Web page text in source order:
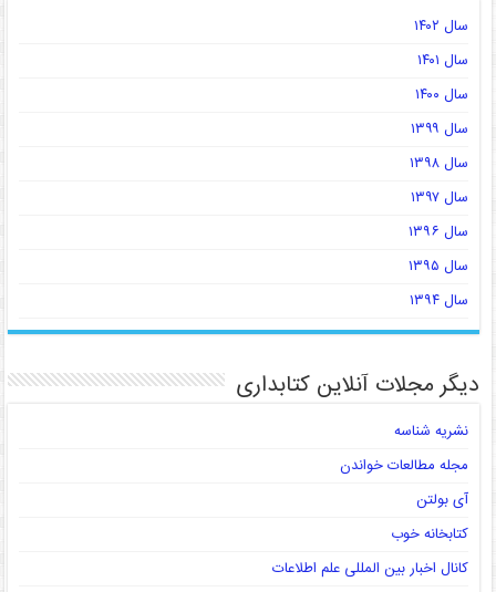
سال ۱۴۰۲
سال ۱۴۰۱
سال ۱۴۰۰
سال ۱۳۹۹
سال ۱۳۹۸
سال ۱۳۹۷
سال ۱۳۹۶
سال ۱۳۹۵
سال ۱۳۹۴
دیگر مجلات آنلاین کتابداری
نشریه شناسه
مجله مطالعات خواندن
آی بولتن
کتابخانه خوب
کانال اخبار بین المللی علم اطلاعات